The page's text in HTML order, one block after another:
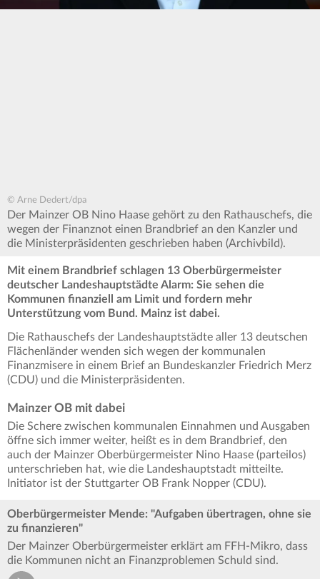
© Arne Dedert/dpa
Der Mainzer OB Nino Haase gehört zu den Rathauschefs, die
wegen der Finanznot einen Brandbrief an den Kanzler und
die Ministerpräsidenten geschrieben haben (Archivbild).
Mit einem Brandbrief schlagen 13 Oberbürgermeister
deutscher Landeshauptstädte Alarm: Sie sehen die
Kommunen finanziell am Limit und fordern mehr
Unterstützung vom Bund. Mainz ist dabei.
Die Rathauschefs der Landeshauptstädte aller 13 deutschen
Flächenländer wenden sich wegen der kommunalen
Finanzmisere in einem Brief an Bundeskanzler Friedrich Merz
(CDU) und die Ministerpräsidenten.
Mainzer OB mit dabei
Die Schere zwischen kommunalen Einnahmen und Ausgaben
öffne sich immer weiter, heißt es in dem Brandbrief, den
auch der Mainzer Oberbürgermeister Nino Haase (parteilos)
unterschrieben hat, wie die Landeshauptstadt mitteilte.
Initiator ist der Stuttgarter OB Frank Nopper (CDU).
Oberbürgermeister Mende: "Aufgaben übertragen, ohne sie
zu finanzieren"
Der Mainzer Oberbürgermeister erklärt am FFH-Mikro, dass
die Kommunen nicht an Finanzproblemen Schuld sind.